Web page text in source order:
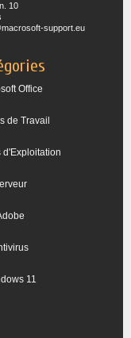
10
support.eu
Office
de Travail
d'Exploitation
11